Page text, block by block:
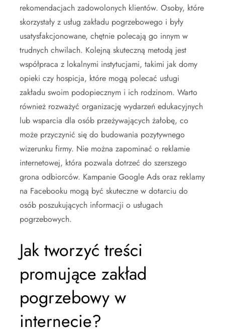
rekomendacjach zadowolonych klientów. Osoby, które
skorzystały z usług zakładu pogrzebowego i były
usatysfakcjonowane, chętnie polecają go innym w
trudnych chwilach. Kolejną skuteczną metodą jest
współpraca z lokalnymi instytucjami, takimi jak domy
opieki czy hospicja, które mogą polecać usługi
zakładu swoim podopiecznym i ich rodzinom. Warto
również rozważyć organizację wydarzeń edukacyjnych
lub wsparcia dla osób przeżywających żałobę, co
może przyczynić się do budowania pozytywnego
wizerunku firmy. Nie można zapominać o reklamie
internetowej, która pozwala dotrzeć do szerszego
grona odbiorców. Kampanie Google Ads oraz reklamy
na Facebooku mogą być skuteczne w dotarciu do
osób poszukujących informacji o usługach
pogrzebowych.
Jak tworzyć treści
promujące zakład
pogrzebowy w
internecie?